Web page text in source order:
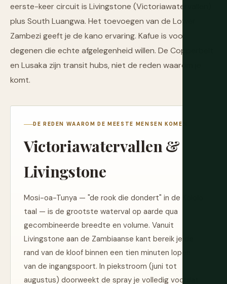
eerste-keer circuit is Livingstone (Victoriawatervallen)
plus South Luangwa. Het toevoegen van de Lower
Zambezi geeft je de kano ervaring. Kafue is voor
degenen die echte afgelegenheid willen. De Copperbelt
en Lusaka zijn transit hubs, niet de reden waarom je
komt.
DE REDEN WAAROM DE MEESTE MENSEN KOMEN
Victoriawatervallen &
Livingstone
Mosi-oa-Tunya — "de rook die dondert" in de Kololo
taal — is de grootste waterval op aarde qua
gecombineerde breedte en volume. Vanuit
Livingstone aan de Zambiaanse kant bereik je de
rand van de kloof binnen een tien minuten lopen
van de ingangspoort. In piekstroom (juni tot
augustus) doorweekt de spray je volledig voordat